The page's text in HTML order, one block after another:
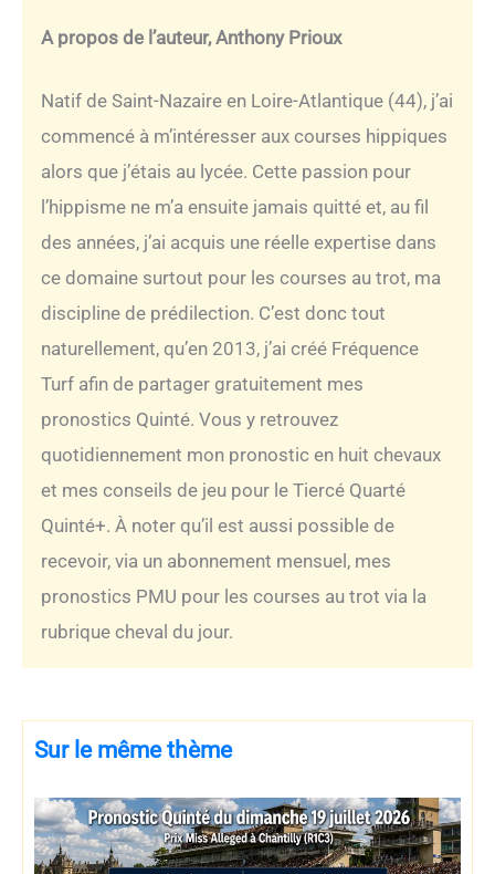
A propos de l’auteur, Anthony Prioux
Natif de Saint-Nazaire en Loire-Atlantique (44), j’ai
commencé à m’intéresser aux courses hippiques
alors que j’étais au lycée. Cette passion pour
l’hippisme ne m’a ensuite jamais quitté et, au fil
des années, j’ai acquis une réelle expertise dans
ce domaine surtout pour les courses au trot, ma
discipline de prédilection. C’est donc tout
naturellement, qu’en 2013, j’ai créé Fréquence
Turf afin de partager gratuitement mes
pronostics Quinté. Vous y retrouvez
quotidiennement mon pronostic en huit chevaux
et mes conseils de jeu pour le Tiercé Quarté
Quinté+. À noter qu’il est aussi possible de
recevoir, via un abonnement mensuel, mes
pronostics PMU pour les courses au trot via la
rubrique cheval du jour.
Sur le même thème